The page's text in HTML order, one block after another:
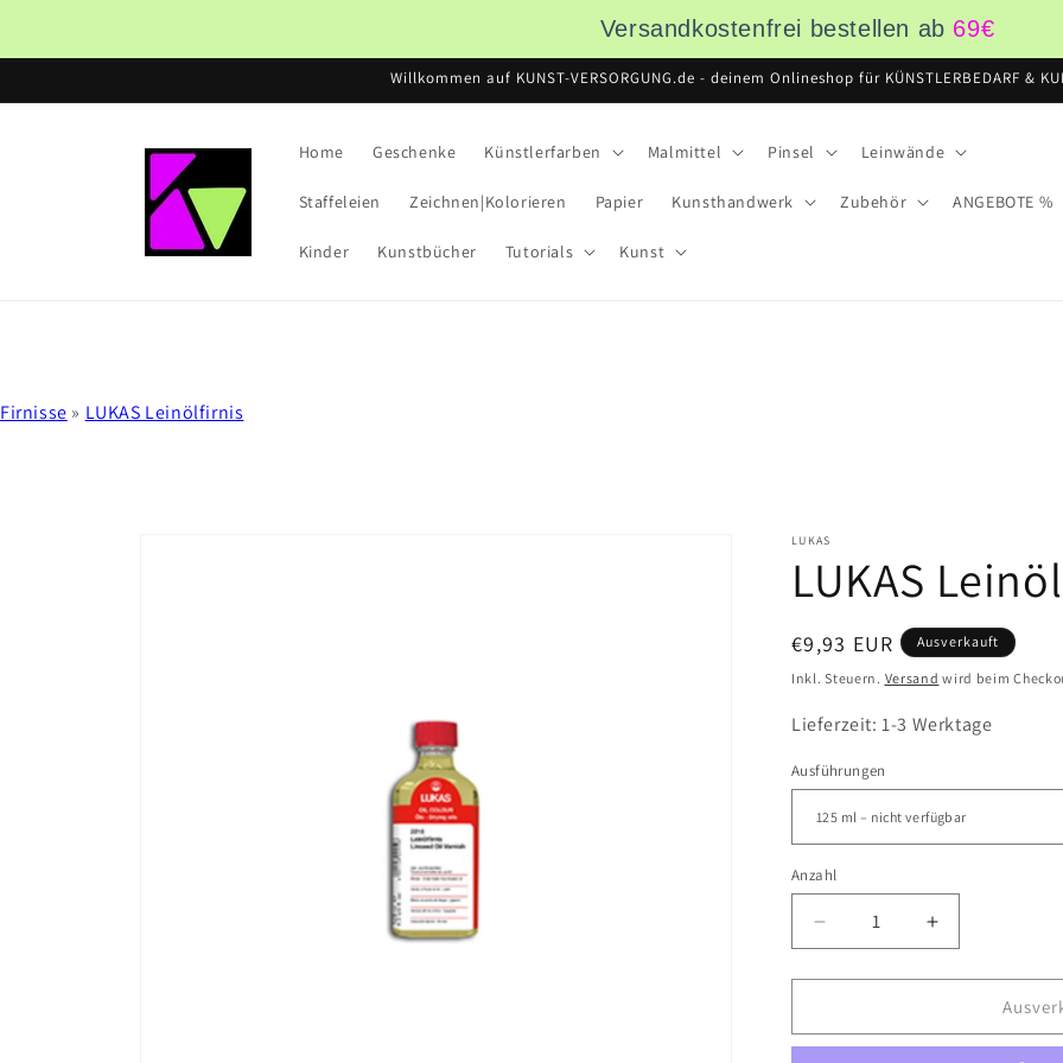
Versandkostenfrei bestellen ab 69€
Willkommen auf KUNST-VERSORGUNG.de - deinem Onlineshop für KÜNSTLERBEDARF &
Home Geschenke Künstlerfarben Malmittel Pinsel Leinwände
Staffeleien Zeichnen|Kolorieren Papier Kunsthandwerk Zubehör ANGEBOTE %
Kinder Kunstbücher Tutorials Kunst
Firnisse » LUKAS Leinölfirnis
LUKAS
LUKAS
Normaler
Preis
€9,93 EUR Ausverkauft
Inkl. Steuern. Versand wird beim
Lieferzeit: 1-3 Werktage
Ausführungen
Anzahl
Verringere
die
Menge
LUKAS
Erhöhe
die
Menge
LUKAS
Leinölfirnis